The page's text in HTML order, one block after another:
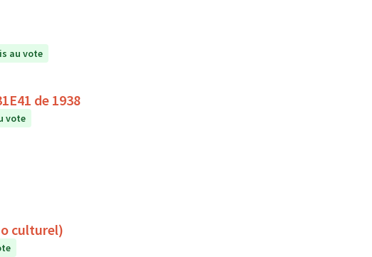
au vote
de 1938
vote
culturel)